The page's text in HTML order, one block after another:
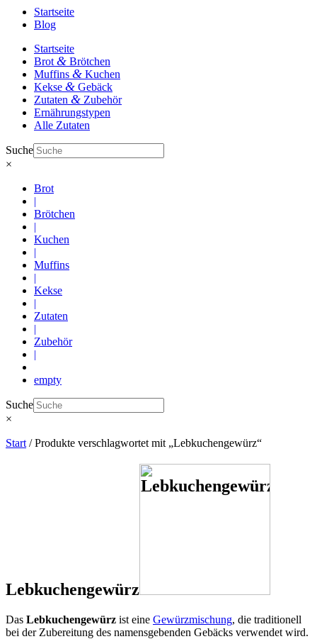
Startseite
Blog
Startseite
Brot & Brötchen
Muffins & Kuchen
Kekse & Gebäck
Zutaten & Zubehör
Ernährungstypen
Alle Zutaten
Suche
×
Brot
|
Brötchen
|
Kuchen
|
Muffins
|
Kekse
|
Zutaten
|
Zubehör
|
empty
Suche
×
Start / Produkte verschlagwortet mit „Lebkuchengewürz“
Lebkuchengewürz
Das Lebkuchengewürz ist eine Gewürzmischung, die traditionell
bei der Zubereitung des namensgebenden Gebäcks verwendet wird.